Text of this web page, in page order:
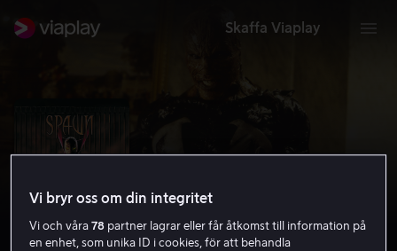
Skaffa Viaplay
Vi bryr oss om din integritet
Vi och våra78 partner lagrar eller får åtkomst till information på
en enhet, som unika ID i cookies, för att behandla